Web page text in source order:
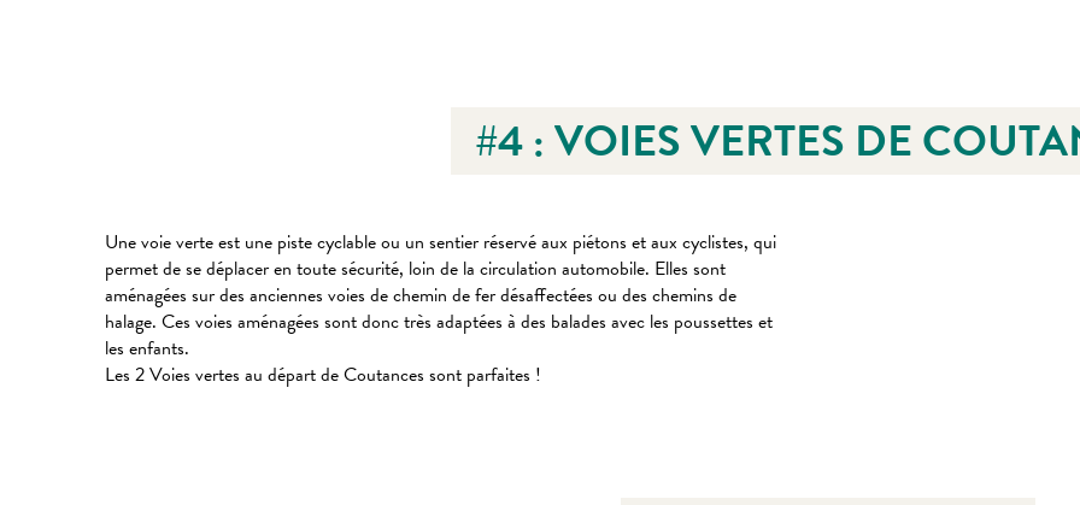
#4 : VOIES VERTES DE
Une voie verte est une piste cyclable ou un sentier réservé aux piétons et aux cyclistes, qui
permet de se déplacer en toute sécurité, loin de la circulation automobile. Elles sont
aménagées sur des anciennes voies de chemin de fer désaffectées ou des chemins de
halage. Ces voies aménagées sont donc très adaptées à des balades avec les poussettes et
les enfants.
Les 2 Voies vertes au départ de Coutances sont parfaites !